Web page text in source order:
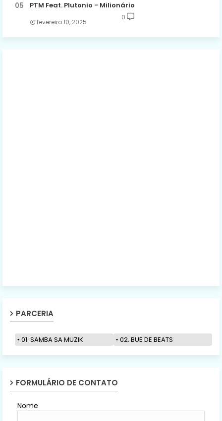
PTM Feat. Plutonio - Milionário
fevereiro 10, 2025
0
PARCERIA
01. SAMBA SA MUZIK 02. BUE DE BEATS
FORMULÁRIO DE CONTATO
Nome